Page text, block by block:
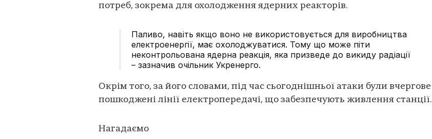
потреб, зокрема для охолодження ядерних реакторів.
Паливо, навіть якщо воно не використовується для виробництва
електроенергії, має охолоджуватися. Тому що може піти
неконтрольована ядерна реакція, яка призведе до викиду радіації
– зазначив очільник Укренерго.
Окрім того, за його словами, під час сьогоднішньої атаки були вчергове
пошкоджені лінії електропередачі, що забезпечують живлення станції.
Нагадаємо